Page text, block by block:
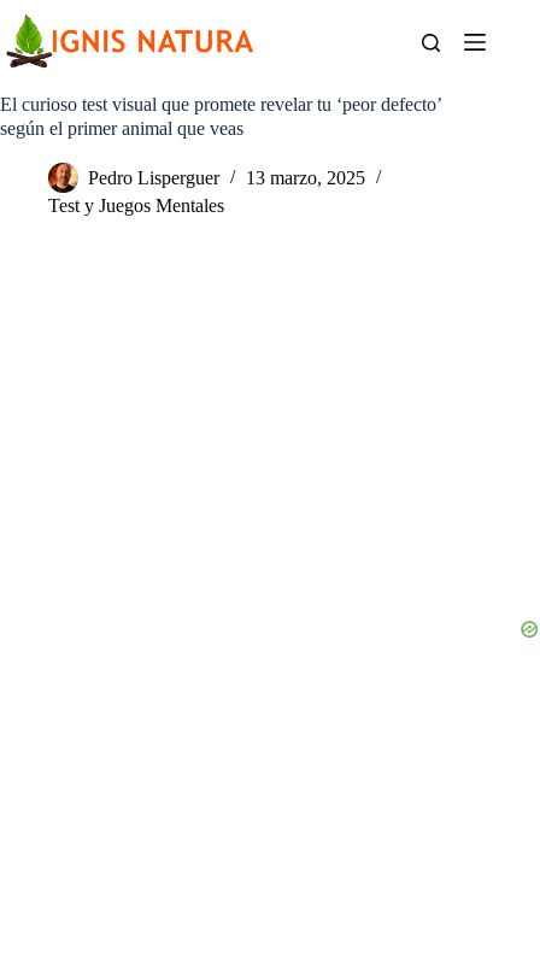
contenido
El curioso test visual que promete revelar tu ‘peor defecto’
según el primer animal que veas
Pedro Lisperguer
13 marzo, 2025
Test y Juegos Mentales